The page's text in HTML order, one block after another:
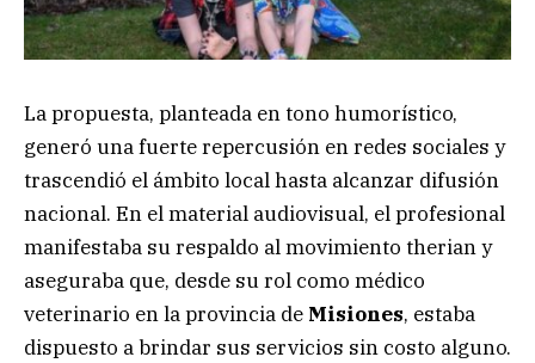
La propuesta, planteada en tono humorístico,
generó una fuerte repercusión en redes sociales y
trascendió el ámbito local hasta alcanzar difusión
nacional. En el material audiovisual, el profesional
manifestaba su respaldo al movimiento therian y
aseguraba que, desde su rol como médico
veterinario en la provincia de Misiones, estaba
dispuesto a brindar sus servicios sin costo alguno.